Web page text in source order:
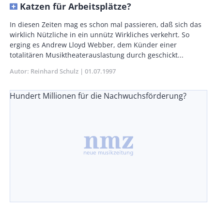
Katzen für Arbeitsplätze?
Body
In diesen Zeiten mag es schon mal passieren, daß sich das
wirklich Nützliche in ein unnütz Wirkliches verkehrt. So
erging es Andrew Lloyd Webber, dem Künder einer
totalitären Musiktheaterauslastung durch geschickt...
Autor Reinhard Schulz Publikationsdatum
01.07.1997
Hundert Millionen für die Nachwuchsförderung?